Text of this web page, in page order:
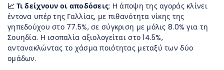
📈 Τι δείχνουν οι αποδόσεις: Η άποψη της αγοράς κλίνει
έντονα υπέρ της Γαλλίας, με πιθανότητα νίκης της
γηπεδούχου στο 77.5%, σε σύγκριση με μόλις 8.0% για τη
Σουηδία. Η ισοπαλία αξιολογείται στο 14.5%,
αντανακλώντας το χάσμα ποιότητας μεταξύ των δύο
ομάδων.